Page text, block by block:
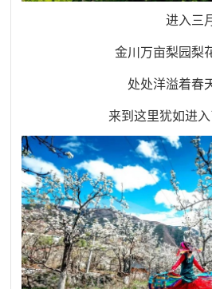
进入三
金川万亩梨园梨
处处洋溢着春
来到这里犹如进